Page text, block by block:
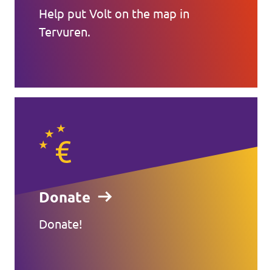
Help put Volt on the map in
Tervuren.
Donate
Donate!